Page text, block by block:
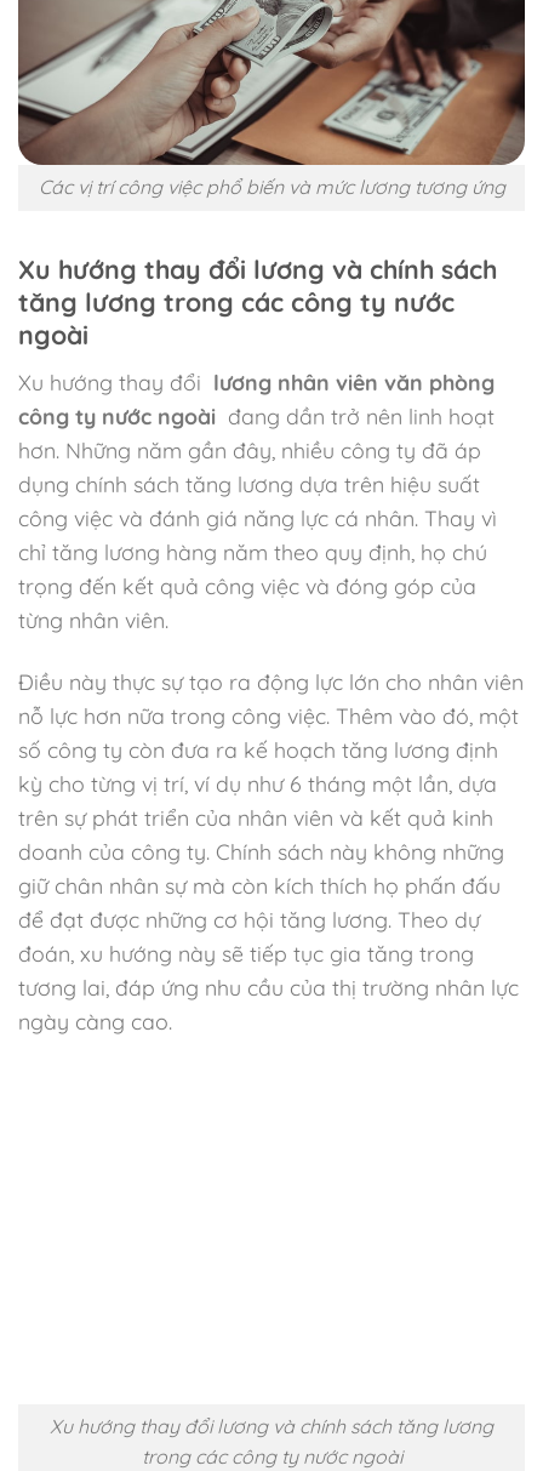
Các vị trí công việc phổ biến và mức lương tương ứng
Xu hướng thay đổi lương và chính sách
tăng lương trong các công ty nước
ngoài
Xu hướng thay đổi lương nhân viên văn phòng
công ty nước ngoài đang dần trở nên linh hoạt
hơn. Những năm gần đây, nhiều công ty đã áp
dụng chính sách tăng lương dựa trên hiệu suất
công việc và đánh giá năng lực cá nhân. Thay vì
chỉ tăng lương hàng năm theo quy định, họ chú
trọng đến kết quả công việc và đóng góp của
từng nhân viên.
Điều này thực sự tạo ra động lực lớn cho nhân viên
nỗ lực hơn nữa trong công việc. Thêm vào đó, một
số công ty còn đưa ra kế hoạch tăng lương định
kỳ cho từng vị trí, ví dụ như 6 tháng một lần, dựa
trên sự phát triển của nhân viên và kết quả kinh
doanh của công ty. Chính sách này không những
giữ chân nhân sự mà còn kích thích họ phấn đấu
để đạt được những cơ hội tăng lương. Theo dự
đoán, xu hướng này sẽ tiếp tục gia tăng trong
tương lai, đáp ứng nhu cầu của thị trường nhân lực
ngày càng cao.
Xu hướng thay đổi lương và chính sách tăng lương
trong các công ty nước ngoài